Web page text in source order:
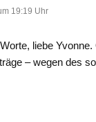
19:19 Uhr
liebe
– wegen des